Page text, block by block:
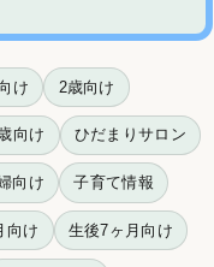
け 2歳向け
向け ひだまりサロン
向け 子育て情報
向け 生後7ヶ月向け